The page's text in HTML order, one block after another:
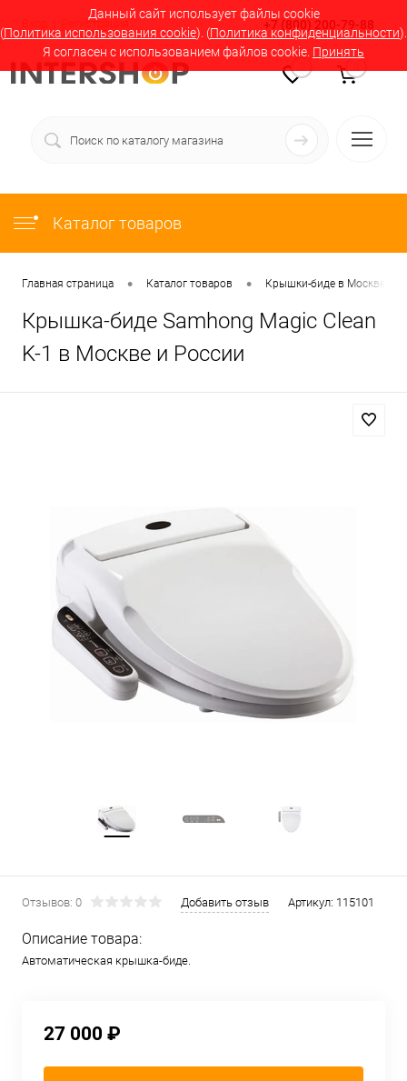
Данный сайт использует файлы cookie
(Политика использования cookie). (Политика конфиденциальности).
Я согласен с использованием файлов cookie. Принять
Вход Регистрация +7 (800) 200-79-88
Каталог товаров
Главная страница • Каталог товаров • Крышки-биде в Москве и
Крышка-биде Samhong Magic Clean
K-1 в Москве и России
Отзывов: 0 Добавить отзыв Артикул: 115101
Описание товара:
Автоматическая крышка-биде.
27 000 ₽